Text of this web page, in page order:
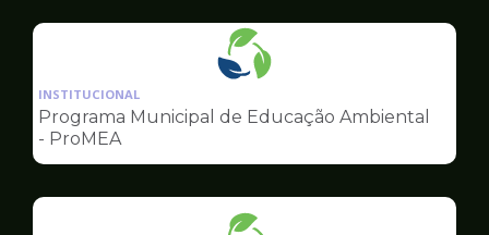
Ilustração
pagina
Meio
INSTITUCIONAL
Programa Municipal de Educação Ambiental
- ProMEA